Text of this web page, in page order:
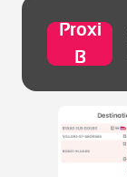
Proxi
B